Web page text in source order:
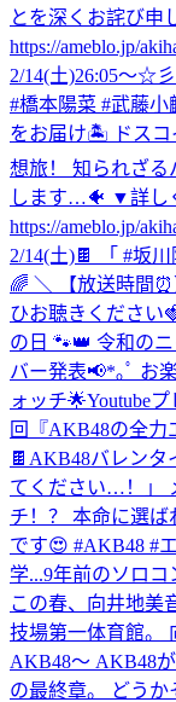
とを深くお詫び申
https://ameblo.jp/
2/14(土)26:05～☆
#橋本陽菜 #武藤
をお届け🏝️ ドスコ
想旅！ 知られざる
します…🐠 ▼詳し
https://ameblo.jp/
2/14(土)🍫 「 #坂
🌈 ＼ 【放送時間
ひお聴きください
の日 🐾👑 令和の
バー発表📢*｡ﾟ お
ォッチ🌟Youtube
回『AKB48の全力
🍫AKB48バレンタ
てください…！」
チ！？ 本命に選
です😍 #AKB48 #
学...9年前のソロコ
この春、向井地美
技場第一体育館。
AKB48〜 AKB48
の最終章。 どう